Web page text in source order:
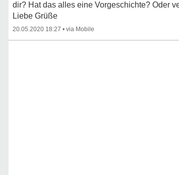
dir? Hat das alles eine Vorgeschichte? Oder
Liebe Grüße
20.05.2020 18:27 •